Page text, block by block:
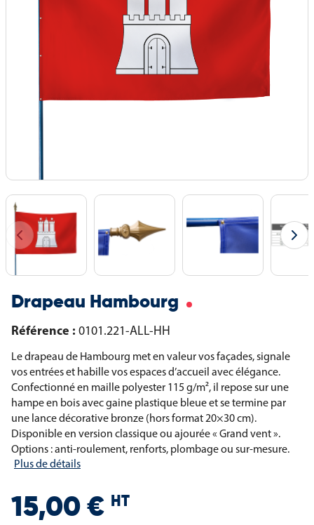
Drapeau Hambourg
Référence : 0101.221-ALL-HH
Le drapeau de Hambourg met en valeur vos façades, signale
vos entrées et habille vos espaces d’accueil avec élégance.
Confectionné en maille polyester 115 g/m², il repose sur une
hampe en bois avec gaine plastique bleue et se termine par
une lance décorative bronze (hors format 20×30 cm).
Disponible en version classique ou ajourée « Grand vent ».
Options : anti-roulement, renforts, plombage ou sur-mesure.
Plus de détails
15,00 € HT